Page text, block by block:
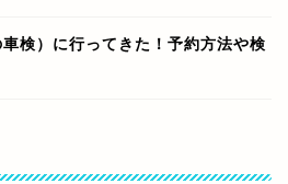
検）に行ってきた！予約方法や検